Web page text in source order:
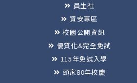
員生社
資安專區
校園公開資訊
優質化&完全免試
115年免試入學
頭家80年校慶